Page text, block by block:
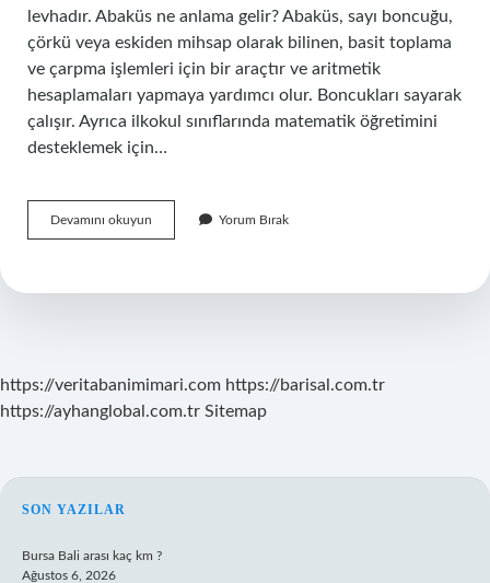
levhadır. Abaküs ne anlama gelir? Abaküs, sayı boncuğu,
çörkü veya eskiden mihsap olarak bilinen, basit toplama
ve çarpma işlemleri için bir araçtır ve aritmetik
hesaplamaları yapmaya yardımcı olur. Boncukları sayarak
çalışır. Ayrıca ilkokul sınıflarında matematik öğretimini
desteklemek için…
Devamını okuyun
Nedir
Yorum Bırak
https://veritabanimimari.com https://barisal.com.tr
https://ayhanglobal.com.tr Sitemap
SIDEBAR
SON YAZILAR
Bursa Bali arası kaç km ?
Ağustos 6, 2026